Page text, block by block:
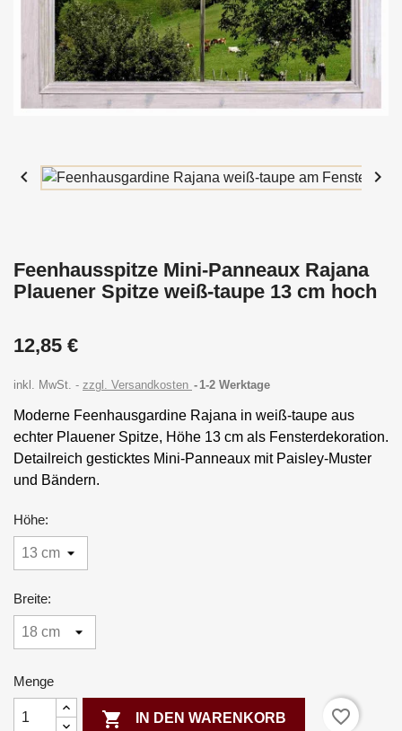
 
Feenhausspitze Mini-Panneaux Rajana
Plauener Spitze weiß-taupe 13 cm hoch
12,85 €
inkl. MwSt. zzgl. Versandkosten 1-2 Werktage
Moderne Feenhausgardine Rajana in weiß-taupe aus
echter Plauener Spitze, Höhe 13 cm als Fensterdekoration.
Detailreich gesticktes Mini-Panneaux mit Paisley-Muster
und Bändern.
Höhe:
Breite:
Menge
 IN DEN WARENKORB favorite_border